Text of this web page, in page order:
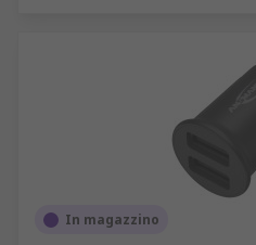
In magazzino